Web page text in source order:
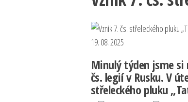
19. 08. 2025
Minulý týden jsme
čs. legií v Rusku. V
střeleckého pluku